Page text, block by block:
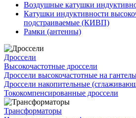
Воздушные катушки
Катушки индуктивности
подстраиваемые (КИВП)
Рамки (антенны)
Дроссели
Высокочастотные дроссели
Дроссели высокочастотные на
Дроссели накопительные
Тококомпенсированные дроссели
Трансформаторы